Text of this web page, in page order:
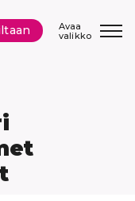
Avaa
valikko